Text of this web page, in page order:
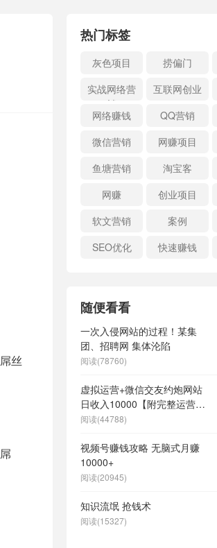
丝
热门标签
灰色项目 捞偏门
实战网络营
销
互联网创业
网络赚钱
QQ营销
微信营销
网赚项目
鱼塘营销
淘宝客
网赚
创业项目
软文营销
案例
SEO优化
快速赚钱
随便看看
一次入侵网站的过程！某集
团、招聘网 集体沦陷
阅读(78760)
虚拟运营+微信交友约炮网站
日收入10000【附完整运营思
路】
阅读(44788)
视频号赚钱攻略 无脑式月赚
10000+
阅读(20945)
知识流氓 抢钱术
阅读(15327)